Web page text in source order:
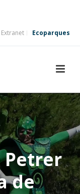
Extranet Ecoparques
Petrer
de